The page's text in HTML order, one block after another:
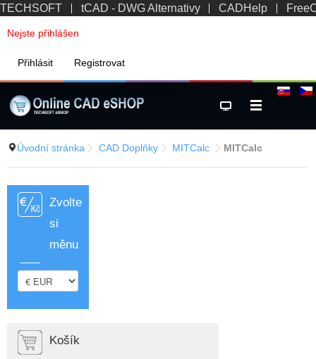
TECHSOFT tCAD - DWG Alternativy CADHelp
Nejste přihlášen
Přihlásit Registrovat
Úvodní stránka CAD Doplňky MITCalc MITCalc
Zvolte
si
měnu
Košík